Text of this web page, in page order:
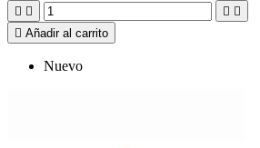
   
 Añadir al carrito
Nuevo